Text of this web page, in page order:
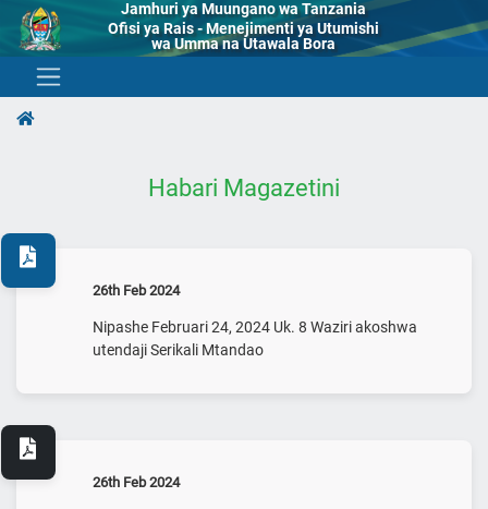
Jamhuri ya Muungano wa Tanzania
Ofisi ya Rais - Menejimenti ya Utumishi
wa Umma na Utawala Bora
Habari Magazetini
26th Feb 2024
Nipashe Februari 24, 2024 Uk. 8 Waziri akoshwa
utendaji Serikali Mtandao
26th Feb 2024